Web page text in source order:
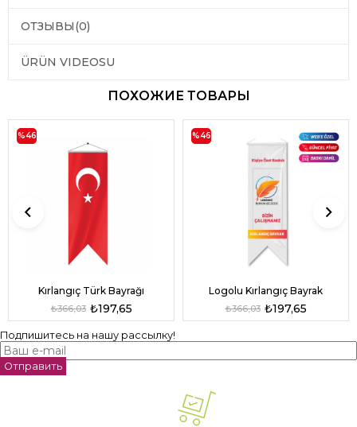
ОТЗЫВЫ(0)
ÜRÜN VIDEOSU
ПОХОЖИЕ ТОВАРЫ
Kırlangıç Türk Bayrağı
₺197,65
₺366,03
%46
Logolu Kırlangıç Bayrak
₺197,65
₺366,03
%46
Подпишитесь на нашу рассылку!
Отправить